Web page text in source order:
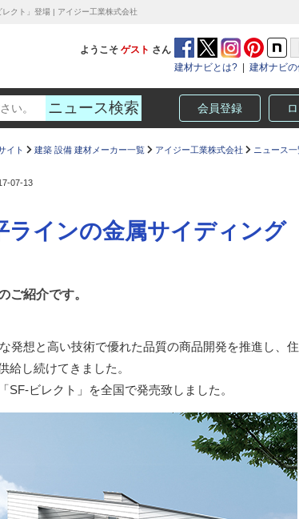
クト」登場 | アイジー工業株式会社
ようこそ ゲスト さん
建材ナビとは?
建材ナビ
会員登録
イト 建築 設備 建材メーカー一覧 アイジー工業株式会社 ニュース一
07-13
ラインの金属サイディング
ご紹介です。
発想と高い技術で優れた品質の商品開発を推進し、
給し続けてきました。
SF-ビレクト」を全国で発売致しました。